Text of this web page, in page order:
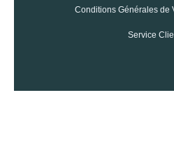
Conditions Générales de
Service